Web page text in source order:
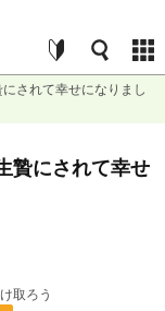
されて幸せになりまし
贄にされて幸せ
取ろう